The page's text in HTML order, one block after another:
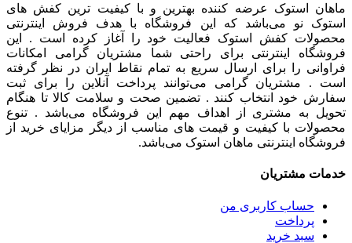
ماهان استوک عرضه کننده بهترین و با کیفیت ترین کفش های
استوک نو می‌باشد که این فروشگاه با هدف فروش اینترنتی
محصولات کفش استوک فعالیت خود را آغاز کرده است . این
فروشگاه اینترنتی برای راحتی شما مشتریان گرامی امکانات
فراوانی را برای ارسال سریع به تمام نقاط ایران در نظر گرفته
است . مشتریان گرامی می‌توانند پرداخت آنلاین را برای ثبت
سفارش خود انتخاب کنند . تضمین صحت و سلامت کالا تا هنگام
تحویل به مشتری از اهداف مهم این فروشگاه می‌باشد . تنوع
محصولات با کیفیت و قیمت های مناسب از دیگر مزایای خرید از
فروشگاه اینترنتی ماهان استوک می‌باشد.
خدمات مشتریان
حساب کاربری من
پرداخت
سبد خرید